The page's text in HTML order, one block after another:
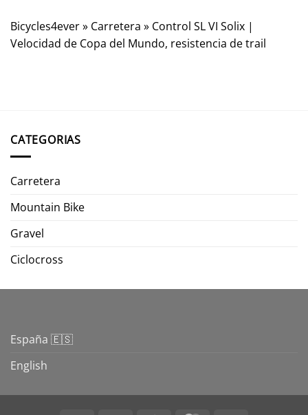
Bicycles4ever» Carretera » Control SL VI Solix |
Velocidad de Copa del Mundo, resistencia de trail
CATEGORIAS
Carretera
Mountain Bike
Gravel
Ciclocross
España 🇪🇸
English